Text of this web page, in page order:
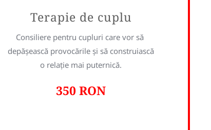
Terapie de cuplu
Consiliere pentru cupluri care vor să
depășească provocările și să construiască
o relație mai puternică.
350 RON